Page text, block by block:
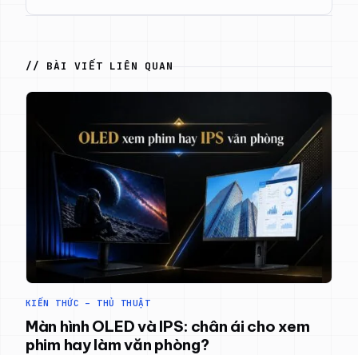
// BÀI VIẾT LIÊN QUAN
KIẾN THỨC – THỦ THUẬT
Màn hình OLED và IPS: chân ái cho xem
phim hay làm văn phòng?